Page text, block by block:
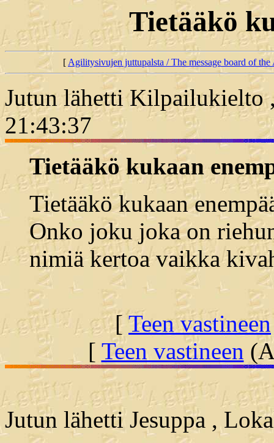
Tietääkö
[Agilitysivujen juttupalsta / The message board of
Jutun lähetti Kilpailukielto
21:43:37
Tietääkö kukaan
Tietääkö kukaan
Onko joku joka on
nimiä kertoa vaikka
[Teen vastineen
[ Teen vastineen
Jutun lähetti Jesuppa ,